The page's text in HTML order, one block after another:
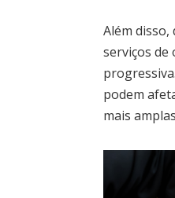
Além
serviços de
podem
mais